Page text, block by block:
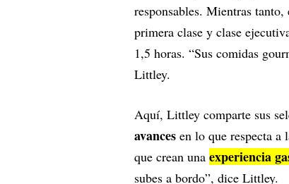
responsables. Mientras
primera clase y clase
1,5 horas. “Sus comidas
Littley.
Aquí, Littley comparte sus
avances en lo que respecta a
que crean una experiencia
subes a bordo”, dice Littley.